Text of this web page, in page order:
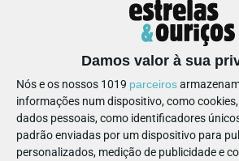
Damos valor à sua
Nós e os nossos 1019 parceiros
informações num dispositivo, como
dados pessoais, como identificadores
padrão enviadas por um dispositivo para
personalizados, medição de publicidade e